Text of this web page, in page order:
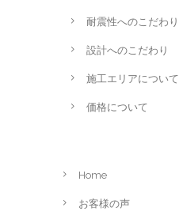
耐震性へのこだわり
設計へのこだわり
施工エリアについて
価格について
Home
お客様の声